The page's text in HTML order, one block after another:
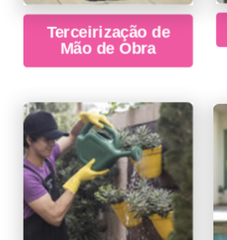
Terceirização de
Mão de Obra